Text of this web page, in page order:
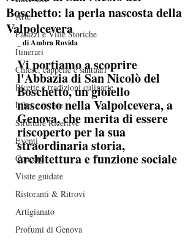
Arte
Palazzi e Ville Storiche
Itinerari
Chiese, cappelle e santuari
Ricette e tradizioni culinarie
Libri e riviste
Strutture Ricettive
Eventi
Concerti
Visite guidate
Ristoranti & Ritrovi
Artigianato
Profumi di Genova
Boschetto: la perla nascosta della
Valpolcevera
_ di Ambra Rovida
Vi portiamo a scoprire
l'Abbazia di San Nicolò del
Boschetto, un gioiello
nascosto nella Valpolcevera, a
Genova, che merita di essere
riscoperto per la sua
straordinaria storia,
architettura e funzione sociale